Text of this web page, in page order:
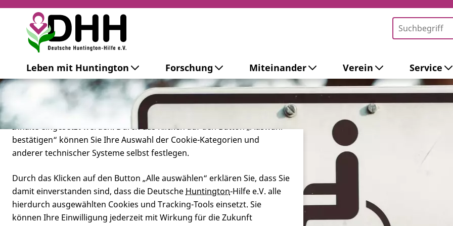
Leben mit Huntington Forschung Miteinander Verein Service
Cookie-Einstellungen
Diese Webseite setzt verschiedene Cookies und Tracking-Tools ein. Dies
beinhaltet Cookies und Tracking-Tools, die für den Betrieb der Webseite
technisch notwendig sind, die zu statistischen Zwecken sowie zur
besseren Bedienbarkeit der Webseite und zur Anzeige personalisierter
Inhalte eingesetzt werden. Durch das Klicken auf den Button „Auswahl
bestätigen“ können Sie Ihre Auswahl der Cookie-Kategorien und
anderer technischer Systeme selbst festlegen.
Durch das Klicken auf den Button „Alle auswählen“ erklären Sie, dass Sie
damit einverstanden sind, dass die DeutscheHuntington-Hilfe e.V. alle
hierdurch ausgewählten Cookies und Tracking-Tools einsetzt. Sie
können Ihre Einwilligung jederzeit mit Wirkung für die Zukunft